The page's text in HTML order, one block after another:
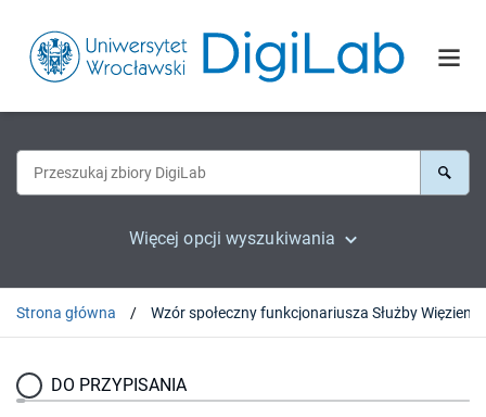
Więcej opcji wyszukiwania
Strona główna
DO PRZYPISANIA